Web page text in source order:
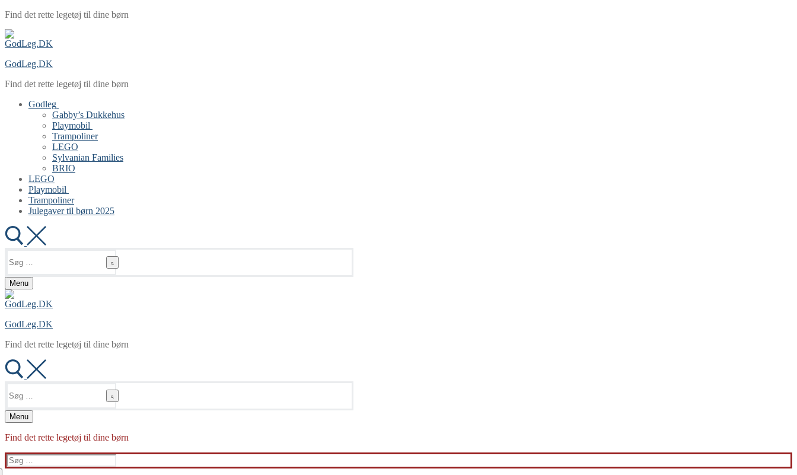
Spring
indhold
Menu
Luk
Find det rette legetøj til dine børn
GodLeg.DK
Find det rette legetøj til dine børn
Godleg
Gabby’s Dukkehus
Playmobil
Trampoliner
LEGO
Sylvanian Families
BRIO
LEGO
Playmobil
Trampoliner
Julegaver til børn 2025
efter:
Menu
GodLeg.DK
Find det rette legetøj til dine børn
efter:
Menu
Find det rette legetøj til dine børn
Søg
efter: